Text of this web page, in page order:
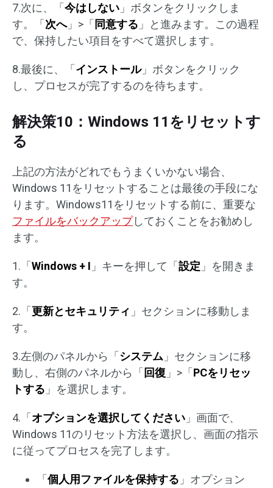
7.次に、「 今はしない 」ボタンをクリックしま
す。「 次へ」>「 同意する 」と進みます。この過程
で、保持したい項目をすべて選択します。
8.最後に、「 インストール」ボタンをクリック
し、プロセスが完了するのを待ちます。
解決策10：Windows 11をリセットす
る
上記の方法がどれでもうまくいかない場合、
Windows 11をリセットすることは最後の手段にな
ります。Windows11をリセットする前に、重要な
ファイルをバックアップしておくことをお勧めし
ます。
1.「 Windows + I 」キーを押して「 設定 」を開きま
す。
2.「 更新とセキュリティ 」セクションに移動しま
す。
3.左側のパネルから「 システム 」セクションに移
動し、右側のパネルから「 回復 」>「 PCをリセッ
トする 」を選択します。
4.「 オプションを選択してください 」画面で、
Windows 11のリセット方法を選択し、画面の指示
に従ってプロセスを完了します。
「 個人用ファイルを保持する 」オプション